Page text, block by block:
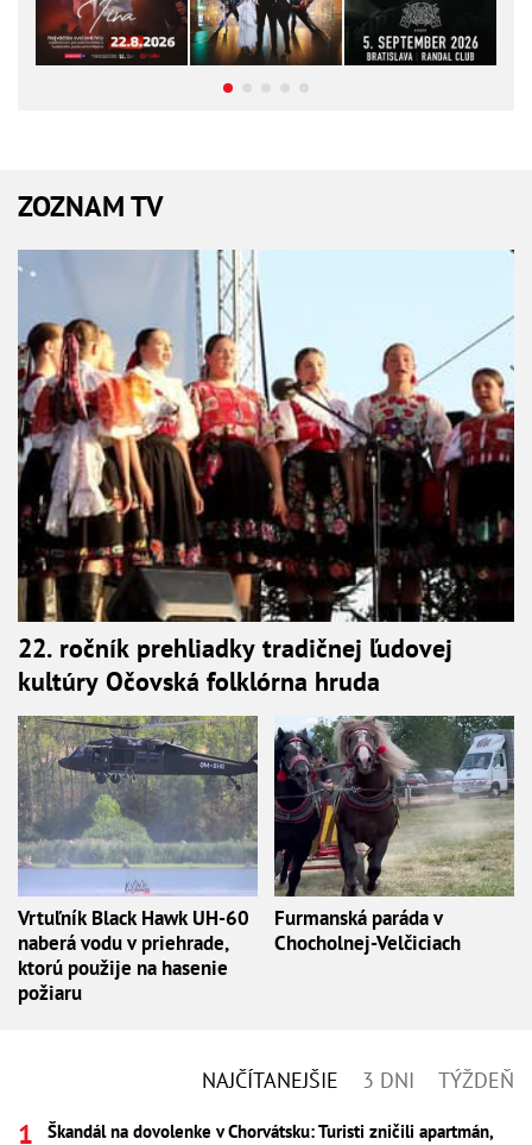
ZOZNAM TV
22. ročník prehliadky tradičnej ľudovej
kultúry Očovská folklórna hruda
Vrtuľník Black Hawk UH-60
naberá vodu v priehrade,
ktorú použije na hasenie
požiaru
Furmanská paráda v
Chocholnej-Velčiciach
NAJČÍTANEJŠIE 3 DNI TÝŽDEŇ
Škandál na dovolenke v Chorvátsku: Turisti zničili apartmán,